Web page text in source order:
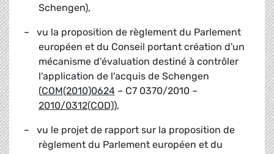
Schengen),
– vu la proposition de règlement du Parlement
européen et du Conseil portant création d'un
mécanisme d'évaluation destiné à contrôler
l'application de l'acquis de Schengen
(COM(2010)0624– C7 0370/2010 –
2010/0312(COD)),
– vu le projet de rapport sur la proposition de
règlement du Parlement européen et du